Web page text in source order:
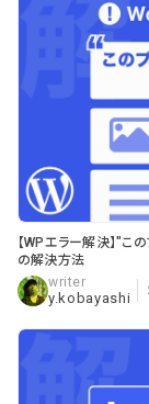
【WPエラー解決】"こ
の解決方法
y.kobayashi